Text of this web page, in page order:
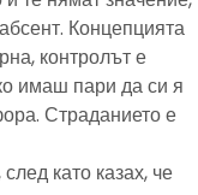
Концепцията
контролът е
имаш пари да си я
Страданието е
като казах, че